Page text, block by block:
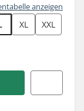
anzeigen
XL XXL